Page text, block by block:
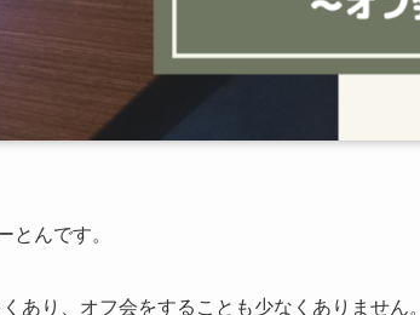
とんです。
あり、オフ会をすることも少なくありません。